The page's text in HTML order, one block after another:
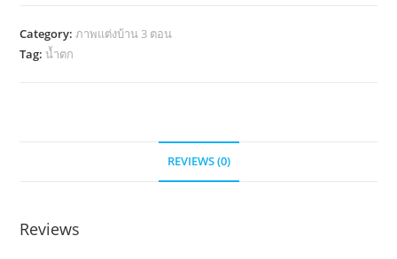
quantity
Category:ภาพแต่งบ้าน 3 ตอน
Tag: น้ำตก
REVIEWS (0)
Reviews